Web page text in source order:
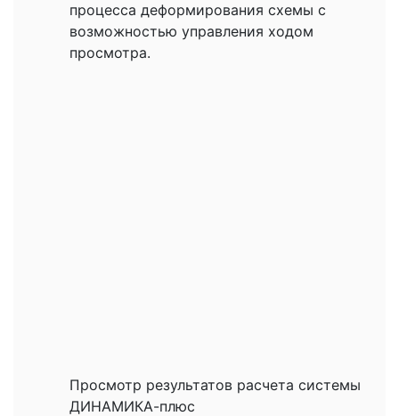
процесса деформирования схемы с
возможностью управления ходом
просмотра.
Просмотр результатов расчета системы
ДИНАМИКА-плюс